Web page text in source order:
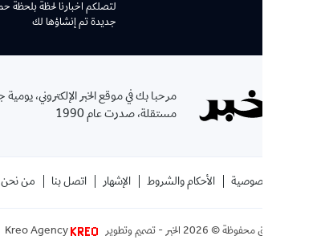
لتصلكم اخبارنا لحظة بلحظة حملوا تطبيق
جديدة تم إنشاؤها لك
مرحبا بك في موقع الخبر الإلكتروني، يومية جزائرية
مستقلة، صدرت عام 1990
الأحكام والشروط الإشهار اتصل بنا من نحن
2026الخبر - تصميم وتطوير Kreo Agency